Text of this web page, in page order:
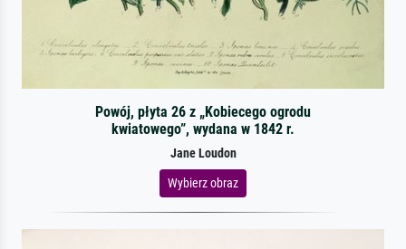
Powój, płyta 26 z „Kobiecego ogrodu
kwiatowego”, wydana w 1842 r.
Jane Loudon
Wybierz obraz